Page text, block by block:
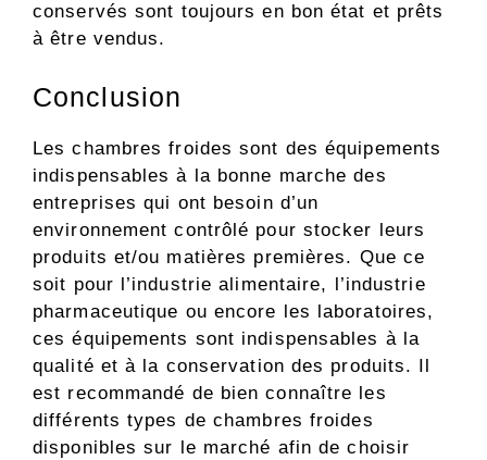
conservés sont toujours en bon état et prêts
à être vendus.
Conclusion
Les chambres froides sont des équipements
indispensables à la bonne marche des
entreprises qui ont besoin d’un
environnement contrôlé pour stocker leurs
produits et/ou matières premières. Que ce
soit pour l’industrie alimentaire, l’industrie
pharmaceutique ou encore les laboratoires,
ces équipements sont indispensables à la
qualité et à la conservation des produits. Il
est recommandé de bien connaître les
différents types de chambres froides
disponibles sur le marché afin de choisir